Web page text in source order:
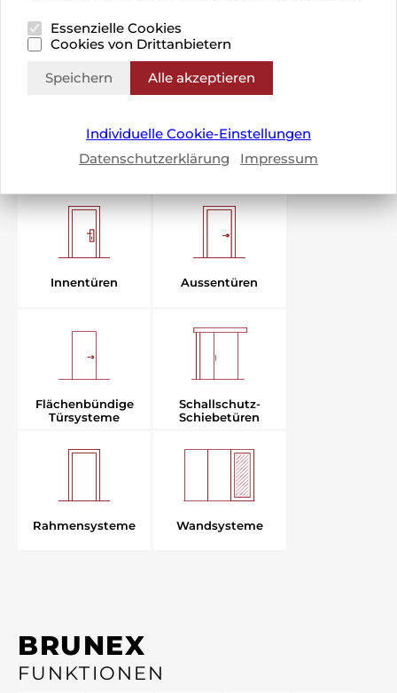
Essenzielle Cookies
Cookies von Drittanbietern
Speichern
Alle akzeptieren
Individuelle Cookie-Einstellungen
Datenschutzerklärung
Impressum
BRUNEX
RAUMABSCHLÜSSE
Innentüren Aussentüren
Flächenbündige
Türsysteme
Schallschutz-
Schiebetüren
Rahmensysteme Wandsysteme
BRUNEX
FUNKTIONEN